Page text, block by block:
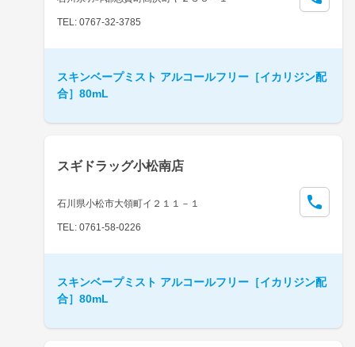
TEL: 0767-32-3785
スキンベープミスト アルコールフリー［イカリジン配
合］80mL
スギドラッグ小松南店
石川県小松市大領町イ２１１－１
TEL: 0761-58-0226
スキンベープミスト アルコールフリー［イカリジン配
合］80mL